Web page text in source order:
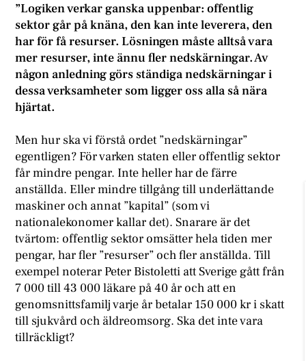
”Logiken verkar ganska uppenbar: offentlig
sektor går på knäna, den kan inte leverera, den
har för få resurser. Lösningen måste alltså vara
mer resurser, inte ännu fler nedskärningar. Av
någon anledning görs ständiga nedskärningar i
dessa verksamheter som ligger oss alla så nära
hjärtat.
Men hur ska vi förstå ordet ”nedskärningar”
egentligen? För varken staten eller offentlig sektor
får mindre pengar. Inte heller har de färre
anställda. Eller mindre tillgång till underlättande
maskiner och annat ”kapital” (som vi
nationalekonomer kallar det). Snarare är det
tvärtom: offentlig sektor omsätter hela tiden mer
pengar, har fler ”resurser” och fler anställda. Till
exempel noterar Peter Bistoletti att Sverige gått från
7 000 till 43 000 läkare på 40 år och att en
genomsnittsfamilj varje år betalar 150 000 kr i skatt
till sjukvård och äldreomsorg. Ska det inte vara
tillräckligt?